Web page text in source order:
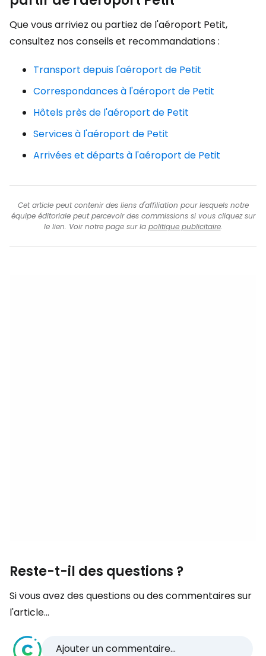
Que vous arriviez ou partiez de l'aéroport Petit,
consultez nos conseils et recommandations :
Transport depuis l'aéroport de Petit
Correspondances à l'aéroport de Petit
Hôtels près de l'aéroport de Petit
Services à l'aéroport de Petit
Arrivées et départs à l'aéroport de Petit
Cet article peut contenir des liens d'affiliation pour lesquels notre
équipe éditoriale peut percevoir des commissions si vous cliquez sur
le lien. Voir notre page sur la politique publicitaire.
Reste-t-il des questions ?
Si vous avez des questions ou des commentaires sur
l'article...
Ajouter un commentaire...